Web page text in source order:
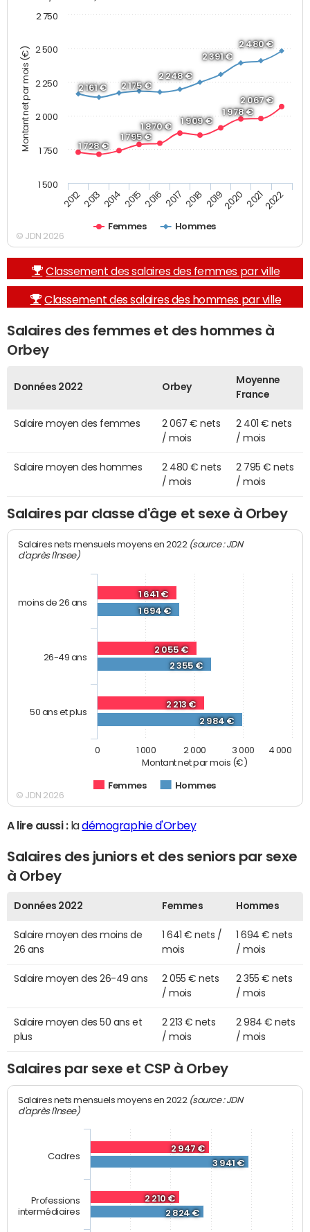
Montant net par mois (€) 1 728 €
1 795 €
1 870 €
1 909 €
1 978 €
2 067 €
2 161 € 2 175 €
2 248 €
2 391 €
2 480 €
Femmes Hommes
2012 2013 2014 2015 2016 2017 2018 20192020 20212022
1 500
1 750
2 000
2 250
2 500
2 750
© JDN 2026
Classement des salaires des femmes par ville
Classement des salaires des hommes par ville
Salaires des femmes et des hommes à
Orbey
Données 2022 Orbey
Moyenne
France
Salaire moyen des femmes
2 067 € nets
/ mois
2 401 € nets
/ mois
Salaire moyen des hommes
2 480 € nets
/ mois
2 795 € nets
/ mois
Salaires par classe d'âge et sexe à Orbey
Montant net par mois (€)
Salaires nets mensuels moyens en 2022 (source : JDN
d'après l'Insee)
1 641 €
2 055 €
2 213 €
1 694 €
2 355 €
2 984 €
Femmes Hommes
moins de 26 ans
26-49 ans
50 ans et plus
0 1 000 2 000 3 000 4 000
© JDN 2026
A lire aussi :ladémographie d'Orbey
Salaires des juniors et des seniors par sexe
à Orbey
Données 2022 Femmes Hommes
Salaire moyen des moins de
26 ans
1 641 € nets /
mois
1 694 € nets
/ mois
Salaire moyen des 26-49 ans
2 055 € nets
/ mois
2 355 € nets
/ mois
Salaire moyen des 50 ans et
plus
2 213 € nets
/ mois
2 984 € nets
/ mois
Salaires par sexe et CSP à Orbey
Salaires nets mensuels moyens en 2022 (source : JDN
d'après l'Insee)
2 947 €
2 210 €
3 941 €
2 824 €
Cadres
Professions
intermédiaires